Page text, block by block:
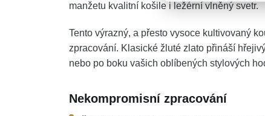
manžetu kvalitní košile i ležérní vlněný svetr.
Tento výrazný, a přesto vysoce kultivovaný
zpracování. Klasické žluté zlato přináší
nebo po boku vašich oblíbených stylových
Nekompromisní zpracování